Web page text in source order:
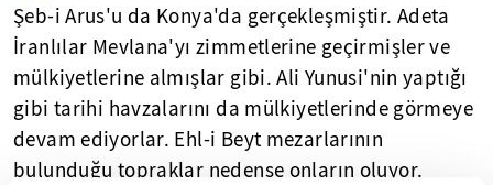
Şeb-i Arus'u da Konya'da gerçekleşmiştir. Adeta
İranlılar Mevlana'yı zimmetlerine geçirmişler ve
mülkiyetlerine almışlar gibi. Ali Yunusi'nin yaptığı
gibi tarihi havzalarını da mülkiyetlerinde görmeye
devam ediyorlar. Ehl-i Beyt mezarlarının
bulunduğu topraklar nedense onların oluyor.